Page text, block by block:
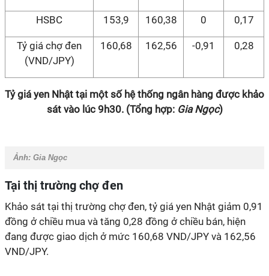
HSBC 153,9 160,38 0 0,17
Tỷ giá chợ đen
(VND/JPY)
160,68 162,56 -0,91 0,28
Tỷ giá yen Nhật tại một số hệ thống ngân hàng được khảo
sát vào lúc 9h30. (Tổng hợp: Gia Ngọc)
Ảnh: Gia Ngọc
Tại thị trường chợ đen
Khảo sát tại thị trường chợ đen, tỷ giá yen Nhật giảm 0,91
đồng ở chiều mua và tăng 0,28 đồng ở chiều bán, hiện
đang được giao dịch ở mức 160,68 VND/JPY và 162,56
VND/JPY.